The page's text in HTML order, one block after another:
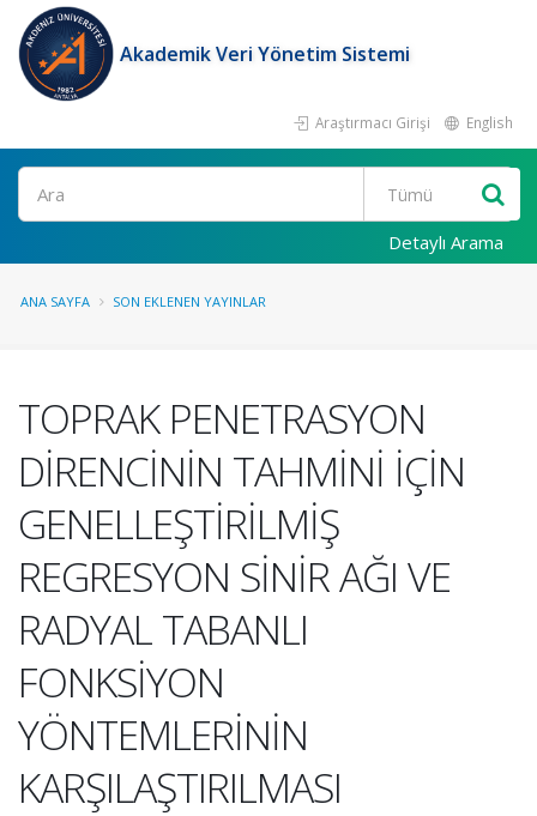
Akademik Veri Yönetim Sistemi
Araştırmacı Girişi English
Ara
Detaylı Arama
ANA SAYFA SON EKLENEN YAYINLAR
TOPRAK PENETRASYON
DİRENCİNİN TAHMİNİ İÇİN
GENELLEŞTİRİLMİŞ
REGRESYON SİNİR AĞI VE
RADYAL TABANLI
FONKSİYON
YÖNTEMLERİNİN
KARŞILAŞTIRILMASI